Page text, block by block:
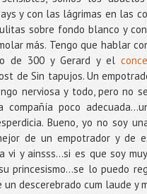
y con las lágrimas en las
sobre fondo blanco y con
más. Tengo que hablar
de 300 y Gerard y el
de Sin tapujos. Un
nerviosa y todo, pero no
compañía poco
Bueno, yo no soy
de un empotrador y de
vi y ainsss…si es que soy
princesismo…se lo puedo
un descerebrado cum laude y